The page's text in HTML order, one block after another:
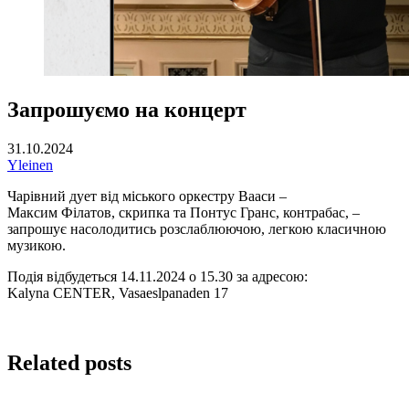
Запрошуємо на концерт
31.10.2024
Yleinen
Чарівний дует від міського оркестру Вааси –
Максим Філатов, скрипка та Понтус Гранс, контрабас, –
запрошує насолодитись розслаблюючою, легкою класичною
музикою.
Подія відбудеться 14.11.2024 о 15.30 за адресою:
Kalyna CENTER, Vasaeslpanaden 17
Related posts